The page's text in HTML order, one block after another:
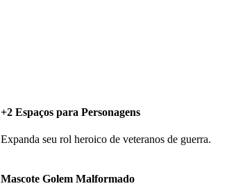
+2 Espaços para Personagens
Expanda seu rol heroico de veteranos de guerra.
Mascote Golem Malformado